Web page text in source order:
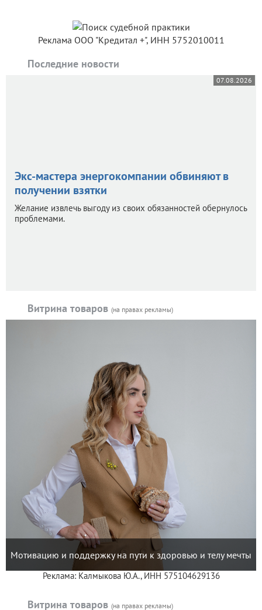
Реклама ООО "Кредитал +", ИНН 5752010011
Последние новости
07.08.2026
Экс-мастера энергокомпании обвиняют в
получении взятки
Желание извлечь выгоду из своих обязанностей обернулось
проблемами.
Витрина товаров (на правах рекламы)
Мотивацию и поддержку на пути к здоровью и телу мечты
Реклама: Калмыкова Ю.А., ИНН 575104629136
Витрина товаров (на правах рекламы)